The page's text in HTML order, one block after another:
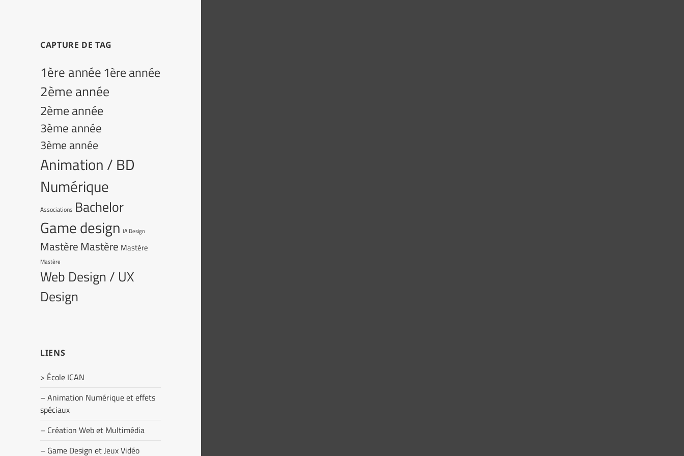
CAPTURE DE TAG
1ère année1ère année
2ème année
2ème année
3ème année
3ème année
Animation / BD
Numérique
Associations Bachelor
Game design IA Design
MastèreMastère Mastère
Mastère
Web Design / UX
Design
LIENS
> École ICAN
– Animation Numérique et effets
spéciaux
– Création Web et Multimédia
– Game Design et Jeux Vidéo